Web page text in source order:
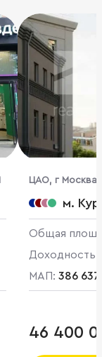
ЦАО, г Москва,
м.
Общая
Доходность:
МАП: 386
46 400